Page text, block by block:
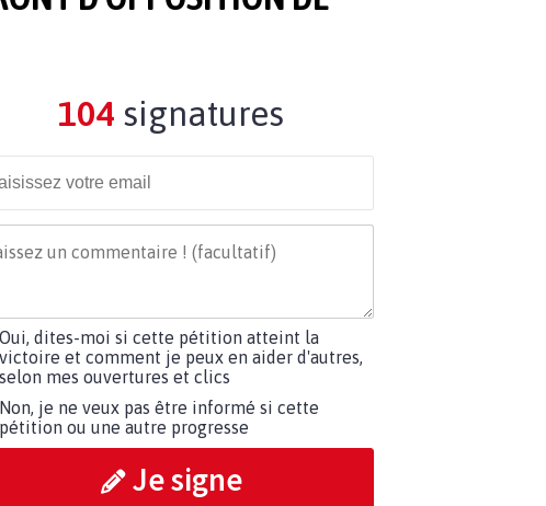
104 signatures
Oui, dites-moi si cette pétition atteint la
victoire et comment je peux en aider d'autres,
selon mes ouvertures et clics
Non, je ne veux pas être informé si cette
pétition ou une autre progresse
Je signe